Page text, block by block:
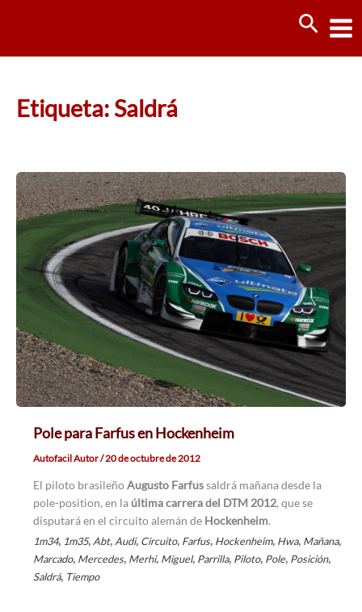
Etiqueta: Saldrá
Pole para Farfus en Hockenheim
Autofacil Autor/20 de octubre de 2012
El piloto brasileñoAugusto Farfussaldrá mañana desde la
pole-position, en la última carrera del DTM 2012, que se
disputará en el circuito alemán de Hockenheim.
1m34, 1m35, Abt, Audi, Circuito, Farfus, Hockenheim, Hwa, Mañana,
Marcado, Mercedes, Merhi, Miguel, Parrilla, Piloto, Pole, Posición,
Saldrá, Tiempo